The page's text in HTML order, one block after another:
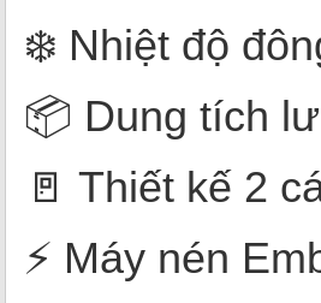
❄️ Nhiệt độ
📦 Dung tích
🚪 Thiết kế 2
⚡ Máy nén